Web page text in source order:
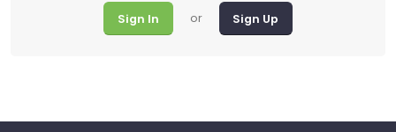
Sign In or Sign Up